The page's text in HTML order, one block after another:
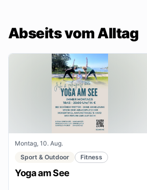
Abseits vom Alltag
Montag, 10. Aug.
Sport & Outdoor
Fitness
Yoga am See